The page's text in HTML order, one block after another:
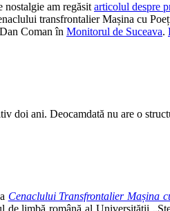
nostalgie am regăsit articolul despre
transfrontalier Mașina cu
Coman în Monitorul de Suceava.
doi ani. Deocamdată nu are o
Cenaclului Transfrontalier Mașina
limbă română al Universităţii